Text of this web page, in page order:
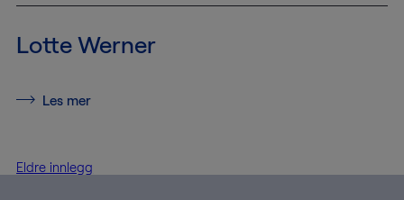
Lotte Werner
Les mer
Innleggnavigasjon
Eldre innlegg